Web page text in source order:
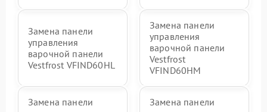
Замена панели
управления
варочной панели
Vestfrost VFIND60HL
Замена панели
управления
варочной панели
Vestfrost
VFIND60HM
Замена панели
Замена панели